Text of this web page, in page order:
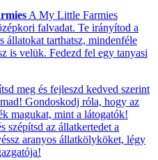
A My Little Farmies
falvadat. Te irányítod a
állatokat tarthatsz, mindenféle
is velük. Fedezd fel egy tanyasi
meg és fejleszd kedved szerint
Gondoskodj róla, hogy az
magukat, mint a látogatók!
szépítsd az állatkertedet a
aranyos állatkölyköket, légy